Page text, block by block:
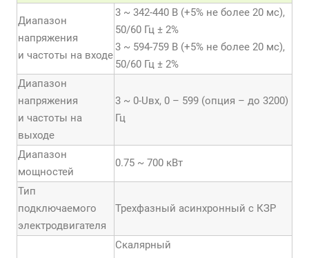
Диапазон
напряжения
и частоты на входе
3 ~ 342-440 В (+5% не более 20 мс),
50/60 Гц ± 2%
3 ~ 594-759 В (+5% не более 20 мс),
50/60 Гц ± 2%
Диапазон
напряжения
и частоты на
выходе
3 ~ 0-Uвх, 0 – 599 (опция – до 3200)
Гц
Диапазон
мощностей
0.75 ~ 700 кВт
Тип
подключаемого
электродвигателя
Трехфазный асинхронный с КЗР
Скалярный